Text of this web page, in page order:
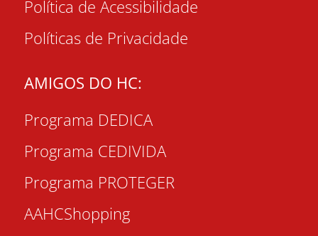
Política de Acessibilidade
Políticas de Privacidade
AMIGOS DO HC:
Programa DEDICA
Programa CEDIVIDA
Programa PROTEGER
AAHCShopping